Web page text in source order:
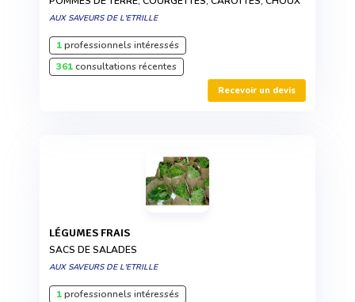
AUX SAVEURS DE L'ETRILLE
1professionnels intéressés
361consultations récentes
Recevoir un devis
LÉGUMES FRAIS
SACS DE SALADES
AUX SAVEURS DE L'ETRILLE
1professionnels intéressés